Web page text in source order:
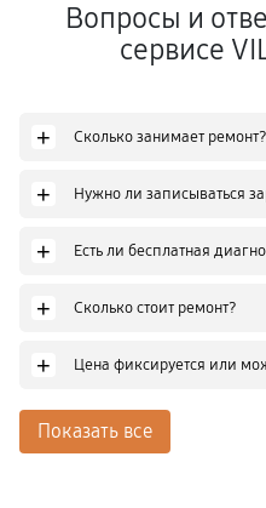
Вопросы и
сервисе
+ Сколько занимает ремонт?
+ Нужно ли записываться
+ Есть ли бесплатная
+ Сколько стоит ремонт?
+ Цена фиксируется или
Показать все